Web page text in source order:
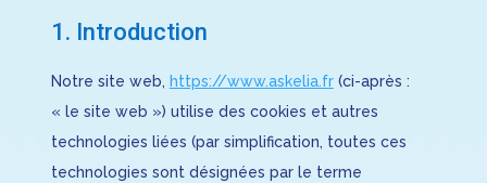
1. Introduction
Notre site web, https://www.askelia.fr(ci-après :
« le site web ») utilise des cookies et autres
technologies liées (par simplification, toutes ces
technologies sont désignées par le terme